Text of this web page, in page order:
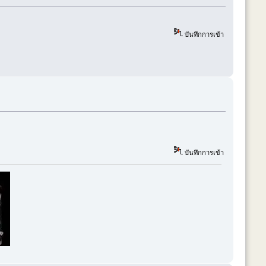
บันทึกการเข้า
บันทึกการเข้า